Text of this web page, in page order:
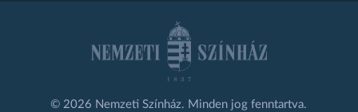
© 2026 Nemzeti Színház. Minden jog fenntartva.